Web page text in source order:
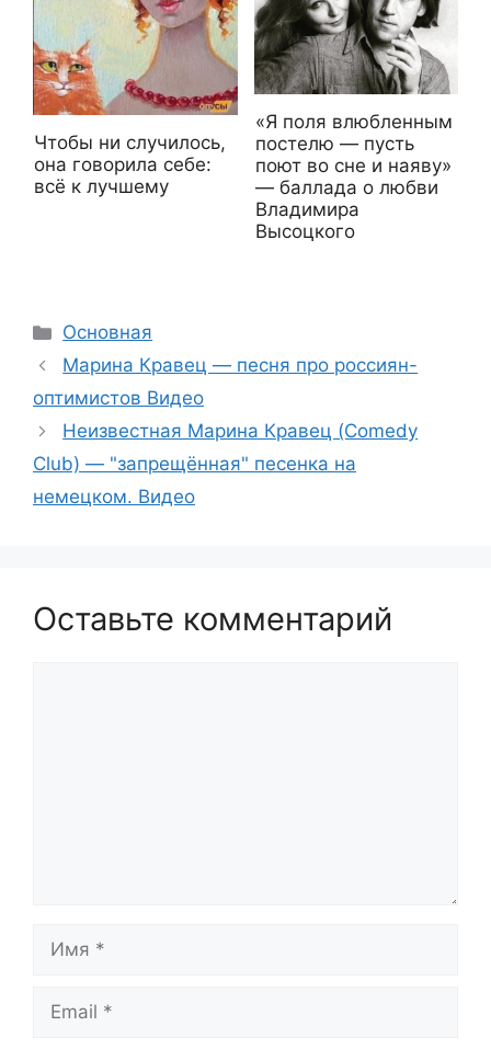
Чтобы ни случилось,
она говорила себе:
всё к лучшему
«Я поля влюбленным
постелю — пусть
поют во сне и наяву»
— баллада о любви
Владимира
Высоцкого
Рубрики
Основная
Марина Кравец — песня про россиян-
оптимистов Видео
Неизвестная Марина Кравец (Comedy
Club) — "запрещённая" песенка на
немецком. Видео
Оставьте комментарий
Имя
Email